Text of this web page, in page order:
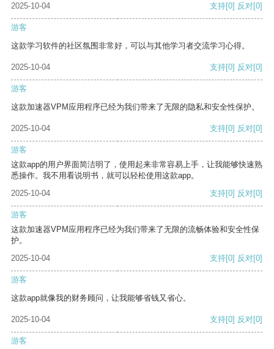
2025-10-04 支持[0] 反对[0]
游客
这款学习软件的社区氛围非常好，可以与其他学习者交流学习心得。
2025-10-04 支持[0] 反对[0]
游客
这款加速器VPM应用程序已经为我们带来了无限的隐私和安全性保护。
2025-10-04 支持[0] 反对[0]
游客
这款app的用户界面简洁明了，使用起来非常容易上手，让我能够快速熟
悉操作。我不用看说明书，就可以轻松使用这款app。
2025-10-04
支持[0] 反对[0]
游客
这款加速器VPM应用程序已经为我们带来了无限的流畅体验和安全性保
护。
2025-10-04
支持[0] 反对[0]
游客
这款app就像我的财务顾问，让我能够省钱又省心。
2025-10-04 支持[0] 反对[0]
游客